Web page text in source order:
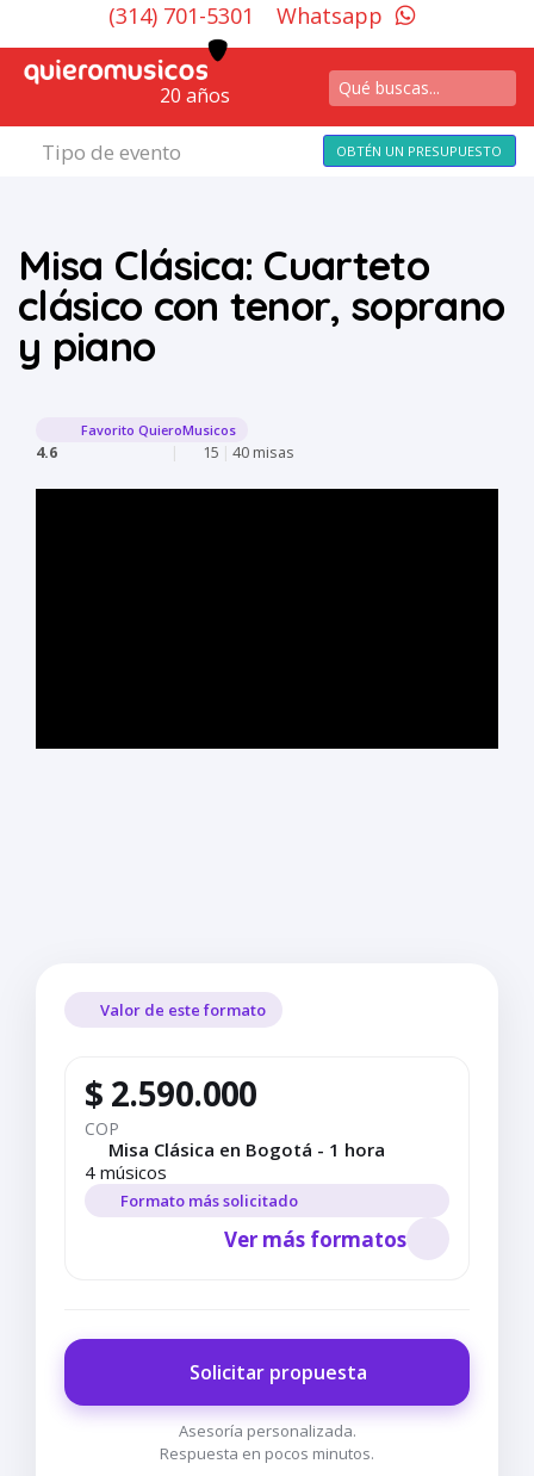
(314) 701-5301 Whatsapp
20 años
Tipo de evento OBTÉN UN PRESUPUESTO
Misa Clásica: Cuarteto
clásico con tenor, soprano
y piano
Favorito QuieroMusicos
4.6 | 15 | 40 misas
Valor de este formato
$ 2.590.000
COP
Misa Clásica en Bogotá - 1 hora
4 músicos
Formato más solicitado
Ver más formatos
Solicitar propuesta
Asesoría personalizada.
Respuesta en pocos minutos.